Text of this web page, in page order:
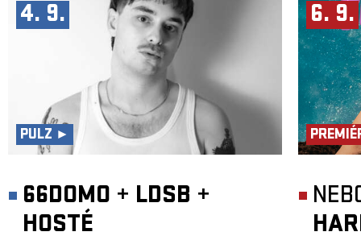
4. 9.
PULZ ►
66DOMO + LDSB +
HOSTÉ
6. 9.